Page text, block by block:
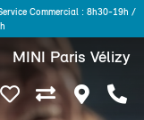
Commercial : 8h30-19h /
MINI Paris Vélizy